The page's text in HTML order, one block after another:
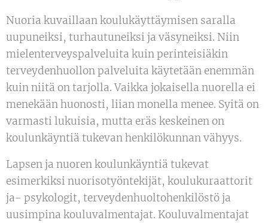
Nuoria kuvaillaan koulukäyttäymisen saralla
uupuneiksi, turhautuneiksi ja väsyneiksi. Niin
mielenterveyspalveluita kuin perinteisiäkin
terveydenhuollon palveluita käytetään enemmän
kuin niitä on tarjolla. Vaikka jokaisella nuorella ei
menekään huonosti, liian monella menee. Syitä on
varmasti lukuisia, mutta eräs keskeinen on
koulunkäyntiä tukevan henkilökunnan vähyys.
Lapsen ja nuoren koulunkäyntiä tukevat
esimerkiksi nuorisotyöntekijät, koulukuraattorit
ja- psykologit, terveydenhuoltohenkilöstö ja
uusimpina kouluvalmentajat. Kouluvalmentajat